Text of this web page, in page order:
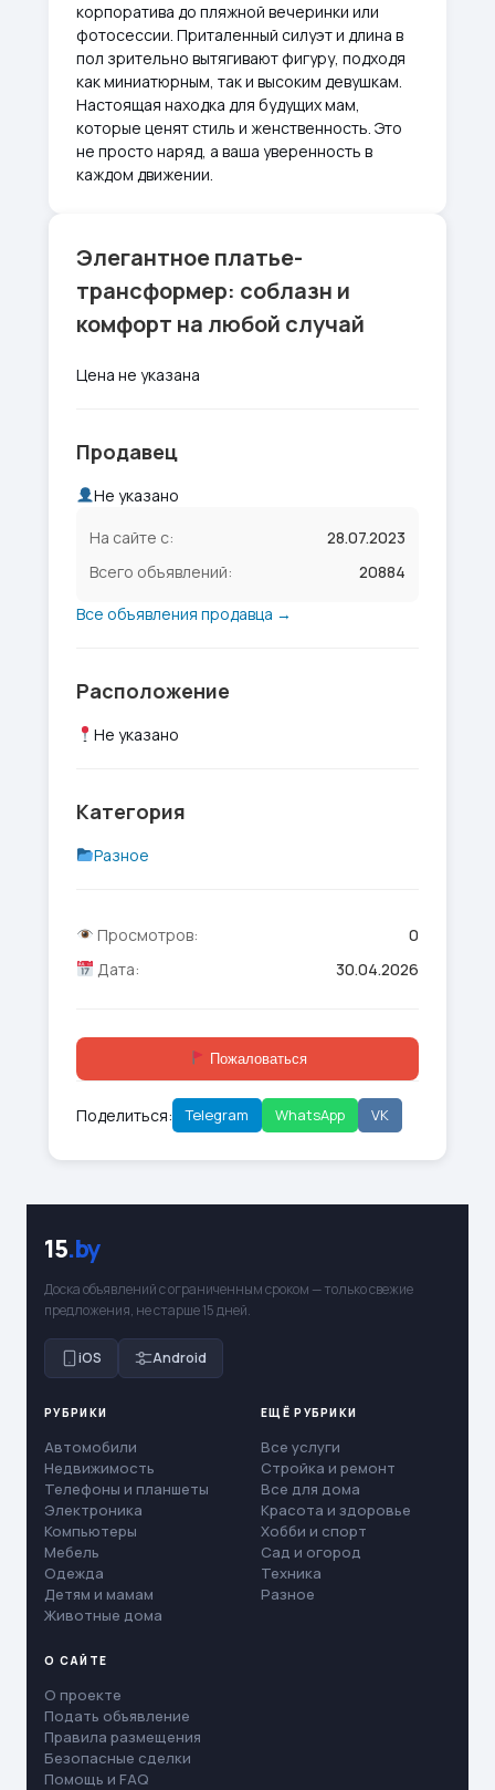
корпоратива до пляжной вечеринки или
фотосессии. Приталенный силуэт и длина в
пол зрительно вытягивают фигуру, подходя
как миниатюрным, так и высоким девушкам.
Настоящая находка для будущих мам,
которые ценят стиль и женственность. Это
не просто наряд, а ваша уверенность в
каждом движении.
Элегантное платье-
трансформер: соблазн и
комфорт на любой случай
Цена не указана
Продавец
Не указано
На сайте с:
28.07.2023
Всего объявлений:
20884
Все объявления продавца →
Расположение
Не указано
Категория
Разное
Просмотров:
0
Дата:
30.04.2026
Пожаловаться
Поделиться: Telegram WhatsApp VK
15.by
Доска объявлений с ограниченным сроком — только свежие
предложения, не старше 15 дней.
iOS Android
РУБРИКИ
Автомобили
Недвижимость
Телефоны и планшеты
Электроника
Компьютеры
Мебель
Одежда
Детям и мамам
Животные дома
ЕЩЁ РУБРИКИ
Все услуги
Стройка и ремонт
Все для дома
Красота и здоровье
Хобби и спорт
Сад и огород
Техника
Разное
О САЙТЕ
О проекте
Подать объявление
Правила размещения
Безопасные сделки
Помощь и FAQ